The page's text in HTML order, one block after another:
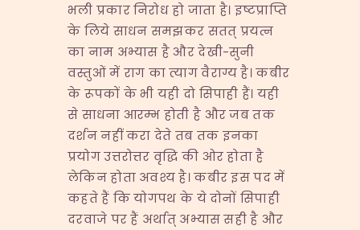
भली प्रकार निरोध हो जाता है। इष्टप्राप्ति
के लिये साधन समझकर सतत् प्रयत्न
का नाम अभ्यास है और देखी-सुनी
वस्तुओं में राग का त्याग वैराग्य है। कबीर
के रूपकों के भी यही दो सिपाही हैं। यही
से साधना आरम्भ होती है और जब तक
दर्शन नहीं करा देते तब तक इनका
प्रयोग उत्तरोत्तर वृद्धि की ओर होता है
लेकिन होता अवश्य है। कबीर इस पद में
कहते हैं कि योगपथ के ये दोनों सिपाही
दरवाजे पर हैं अर्थात् अभ्यास सही है और